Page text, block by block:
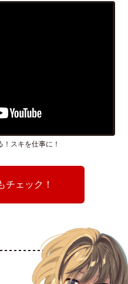
スキを仕事に！
チェック！